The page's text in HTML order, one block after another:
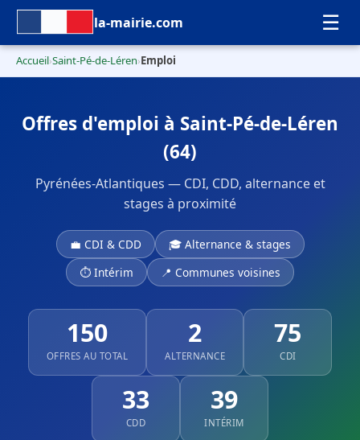
la-mairie.com ☰
Accueil›Saint-Pé-de-Léren›Emploi
Offres d'emploi à Saint-Pé-de-Léren
(64)
Pyrénées-Atlantiques — CDI, CDD, alternance et
stages à proximité
💼 CDI & CDD
🎓 Alternance & stages
⏱ Intérim
📍 Communes voisines
150
OFFRES AU TOTAL
2
ALTERNANCE
75
CDI
33
CDD
39
INTÉRIM